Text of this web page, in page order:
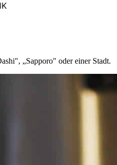
K
„Sapporo" oder einer Stadt.